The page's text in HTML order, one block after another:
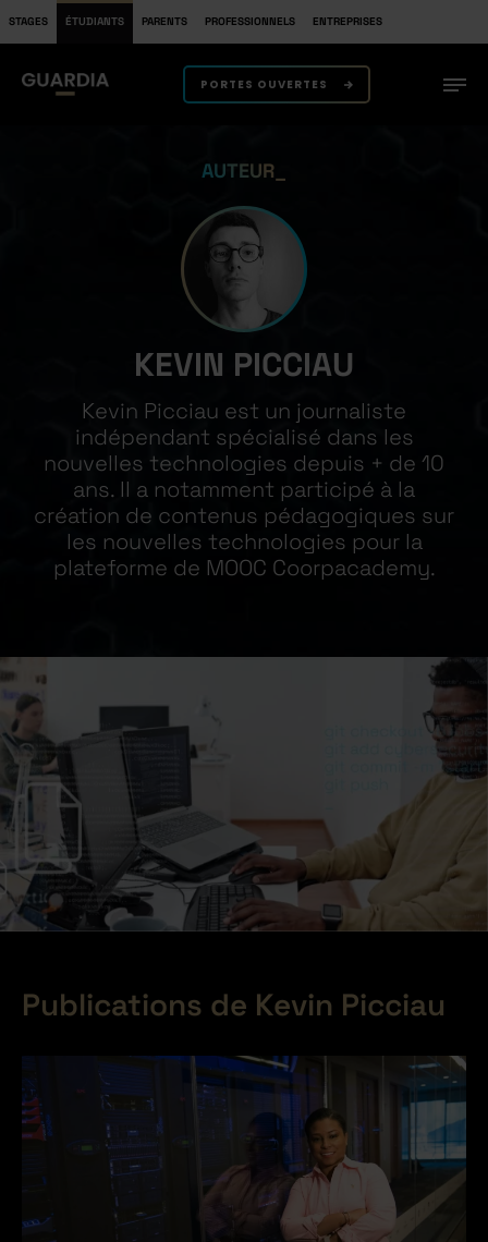
STAGES ÉTUDIANTS PARENTS PROFESSIONNELS ENTREPRISES
PORTES OUVERTES
AUTEUR
KEVIN PICCIAU
Kevin Picciau est un journaliste
indépendant spécialisé dans les
nouvelles technologies depuis + de 10
ans. Il a notamment participé à la
création de contenus pédagogiques sur
les nouvelles technologies pour la
plateforme de MOOC Coorpacademy.
Publications de Kevin Picciau